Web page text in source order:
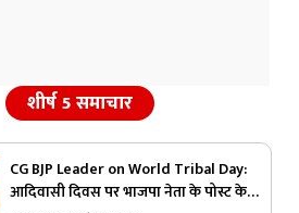
शीर्ष 5 समाचार
CG BJP Leader on World Tribal Day:
आदिवासी दिवस पर भाजपा नेता के पोस्ट के